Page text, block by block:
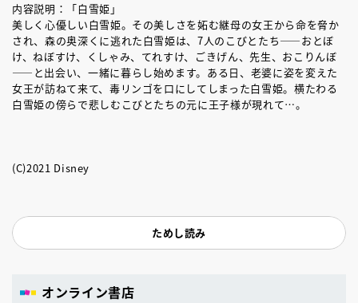
内容説明：「白雪姫」
美しく心優しい白雪姫。その美しさを妬む継母の女王から命を脅か
され、森の奥深くに逃れた白雪姫は、7人のこびとたち――おとぼ
け、ねぼすけ、くしゃみ、てれすけ、ごきげん、先生、おこりんぼ
――と出会い、一緒に暮らし始めます。ある日、老婆に姿を変えた
女王が訪ねて来て、毒リンゴを口にしてしまった白雪姫。横たわる
白雪姫の傍らで悲しむこびとたちの元に王子様が現れて…。
(C)2021 Disney
ためし読み
オンライン書店